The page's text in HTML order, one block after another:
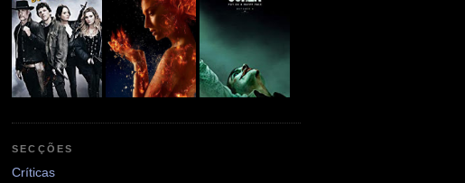
SECÇÕES
Críticas